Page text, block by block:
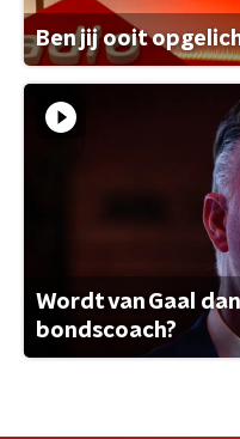
Ben jij ooit
Wordt van Gaal
bondscoach?